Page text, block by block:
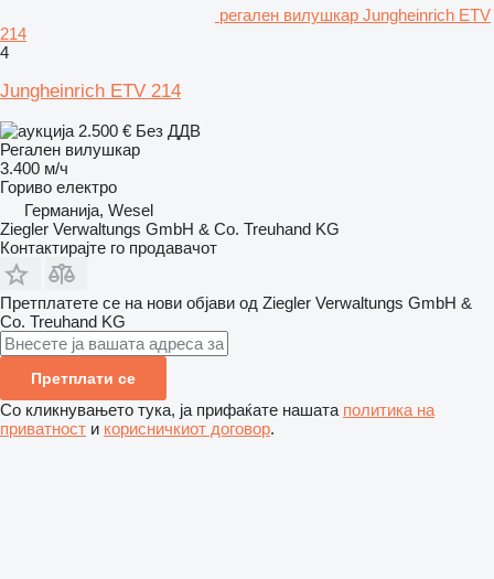
регален вилушкар Jungheinrich ETV
214
4
Jungheinrich ETV 214
2.500 € Без ДДВ
Регален вилушкар
3.400 м/ч
Гориво електро
Германија, Wesel
Ziegler Verwaltungs GmbH & Co. Treuhand KG
Контактирајте го продавачот
Претплатете се на нови објави од Ziegler Verwaltungs GmbH &
Co. Treuhand KG
Претплати се
Со кликнувањето тука, ја прифаќате нашата политика на
приватност и корисничкиот договор.